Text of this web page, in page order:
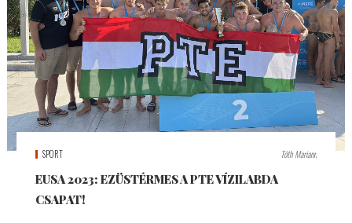
SPORT Tóth Mariann
EUSA 2023: EZÜSTÉRMES A PTE VÍZILABDA
CSAPAT!